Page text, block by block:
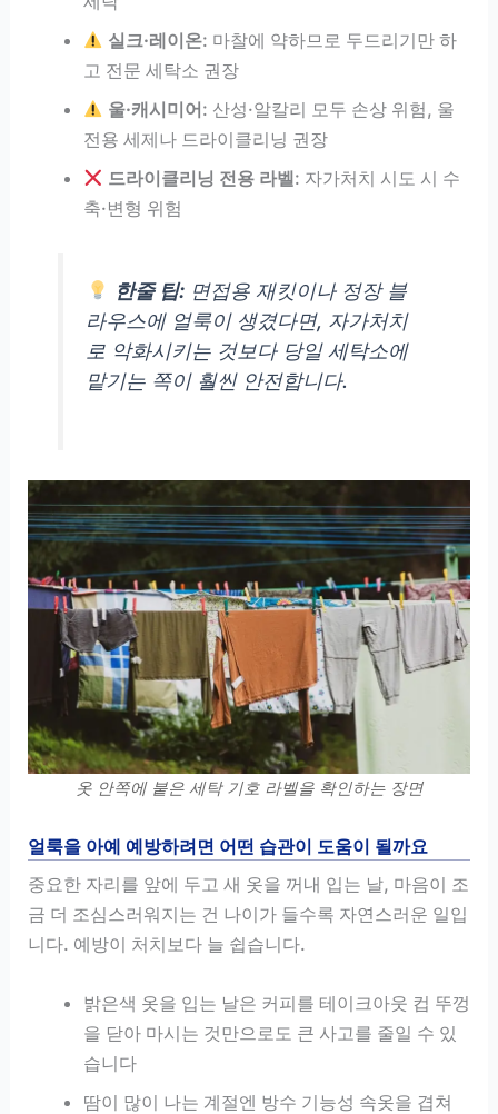
실크·레이온: 마찰에 약하므로 두드리기만 하
고 전문 세탁소 권장
울·캐시미어: 산성·알칼리 모두 손상 위험, 울
전용 세제나 드라이클리닝 권장
드라이클리닝 전용 라벨: 자가처치 시도 시 수
축·변형 위험
한줄 팁:면접용 재킷이나 정장 블
라우스에 얼룩이 생겼다면, 자가처치
로 악화시키는 것보다 당일 세탁소에
맡기는 쪽이 훨씬 안전합니다.
옷 안쪽에 붙은 세탁 기호 라벨을 확인하는 장면
얼룩을 아예 예방하려면 어떤 습관이 도움이 될까요
중요한 자리를 앞에 두고 새 옷을 꺼내 입는 날, 마음이 조
금 더 조심스러워지는 건 나이가 들수록 자연스러운 일입
니다. 예방이 처치보다 늘 쉽습니다.
밝은색 옷을 입는 날은 커피를 테이크아웃 컵 뚜껑
을 닫아 마시는 것만으로도 큰 사고를 줄일 수 있
습니다
땀이 많이 나는 계절엔 방수 기능성 속옷을 겹쳐